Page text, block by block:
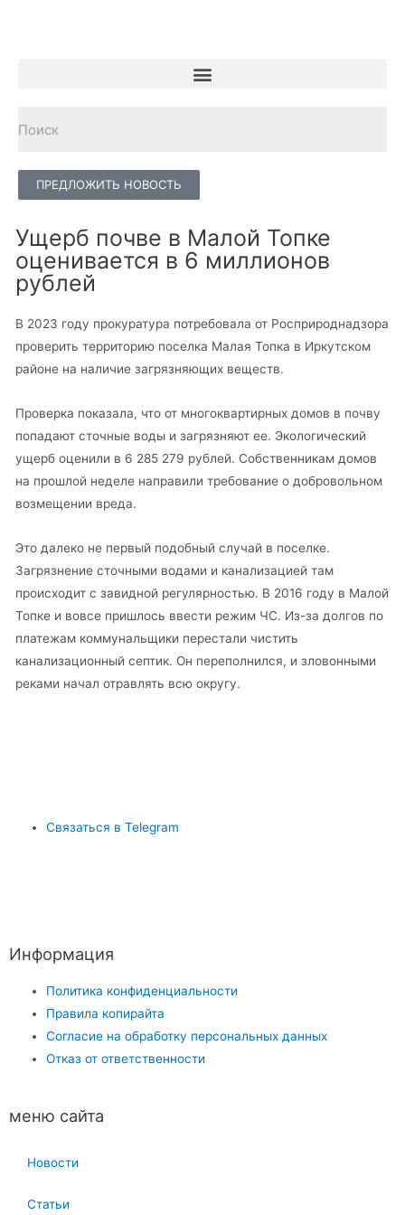
ПРЕДЛОЖИТЬ НОВОСТЬ
Ущерб почве в Малой Топке
оценивается в 6 миллионов
рублей
В 2023 году прокуратура потребовала от Росприроднадзора
проверить территорию поселка Малая Топка в Иркутском
районе на наличие загрязняющих веществ.
Проверка показала, что от многоквартирных домов в почву
попадают сточные воды и загрязняют ее. Экологический
ущерб оценили в 6 285 279 рублей. Собственникам домов
на прошлой неделе направили требование о добровольном
возмещении вреда.
Это далеко не первый подобный случай в поселке.
Загрязнение сточными водами и канализацией там
происходит с завидной регулярностью. В 2016 году в Малой
Топке и вовсе пришлось ввести режим ЧС. Из-за долгов по
платежам коммунальщики перестали чистить
канализационный септик. Он переполнился, и зловонными
реками начал отравлять всю округу.
Связаться в Telegram
Информация
Политика конфиденциальности
Правила копирайта
Согласие на обработку персональных данных
Отказ от ответственности
меню сайта
Новости
Статьи